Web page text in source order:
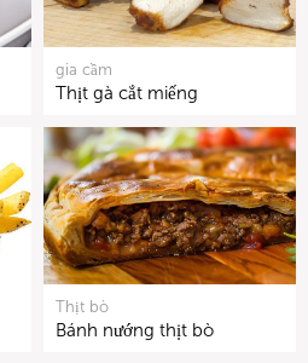
gia cầm
Thịt gà cắt miếng
Thịt bò
Bánh nướng thịt bò